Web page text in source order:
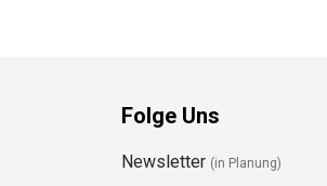
Folge Uns
Newsletter (in Planung)